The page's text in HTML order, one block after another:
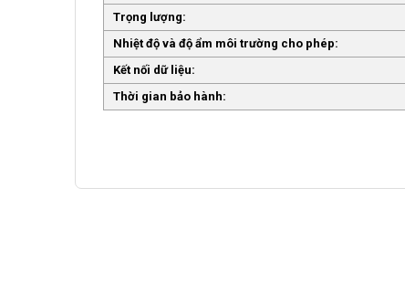
Trọng lượng:
Nhiệt độ và độ ẩm môi trường cho phép:
Kết nối dữ liệu:
Thời gian bảo hành: